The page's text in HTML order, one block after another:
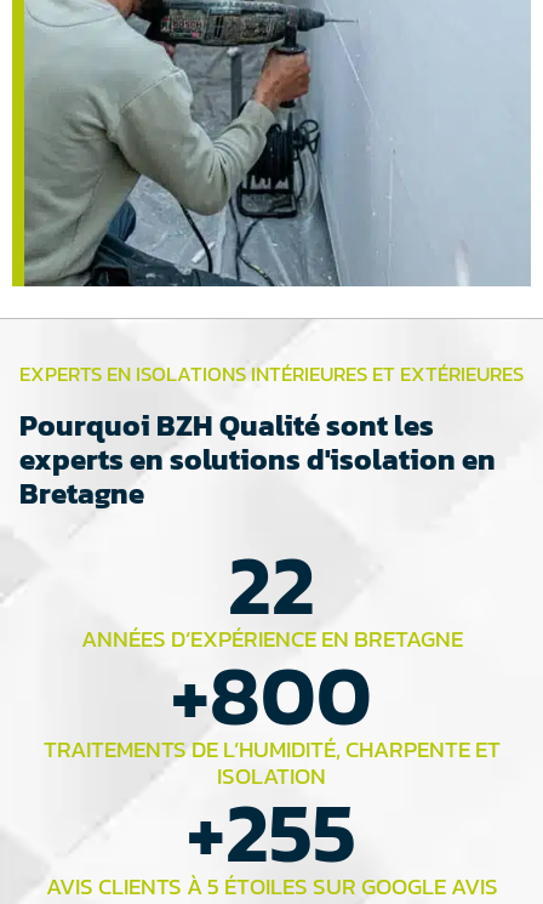
EXPERTS EN ISOLATIONS INTÉRIEURES ET EXTÉRIEURES
Pourquoi BZH Qualité sont les
experts en solutions d'isolation en
Bretagne
ANNÉES D’EXPÉRIENCE EN BRETAGNE
22
TRAITEMENTS DE L’HUMIDITÉ, CHARPENTE ET
ISOLATION
+800
AVIS CLIENTS À 5 ÉTOILES SUR GOOGLE AVIS
+255